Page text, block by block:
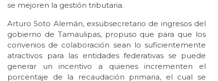
se mejoren la gestión tributaria.
Arturo Soto Alemán, exsubsecretario de ingresos del
gobierno de Tamaulipas, propuso que para que los
convenios de colaboración sean lo suficientemente
atractivos para las entidades federativas se puede
generar un incentivo a quienes incrementen el
porcentaje de la recaudación primaria, el cual se